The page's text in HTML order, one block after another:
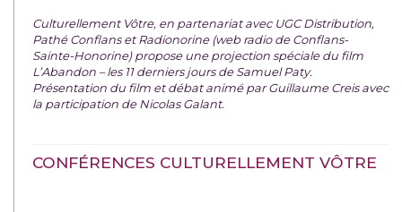
Culturellement Vôtre, en partenariat avec UGC Distribution,
Pathé Conflans et Radionorine (web radio de Conflans-
Sainte-Honorine) propose une projection spéciale du film
L’Abandon – les 11 derniers jours de Samuel Paty.
Présentation du film et débat animé par Guillaume Creis avec
la participation de Nicolas Galant.
CONFÉRENCES CULTURELLEMENT VÔTRE